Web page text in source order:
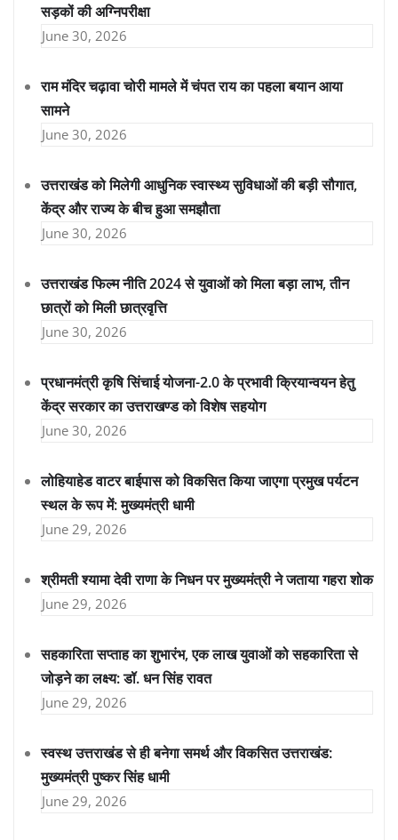
सड़कों की अग्निपरीक्षा
June 30, 2026
राम मंदिर चढ़ावा चोरी मामले में चंपत राय का पहला बयान आया
सामने
June 30, 2026
उत्तराखंड को मिलेगी आधुनिक स्वास्थ्य सुविधाओं की बड़ी सौगात,
केंद्र और राज्य के बीच हुआ समझौता
June 30, 2026
उत्तराखंड फिल्म नीति 2024 से युवाओं को मिला बड़ा लाभ, तीन
छात्रों को मिली छात्रवृत्ति
June 30, 2026
प्रधानमंत्री कृषि सिंचाई योजना-2.0 के प्रभावी क्रियान्वयन हेतु
केंद्र सरकार का उत्तराखण्ड को विशेष सहयोग
June 30, 2026
लोहियाहेड वाटर बाईपास को विकसित किया जाएगा प्रमुख पर्यटन
स्थल के रूप में: मुख्यमंत्री धामी
June 29, 2026
श्रीमती श्यामा देवी राणा के निधन पर मुख्यमंत्री ने जताया गहरा शोक
June 29, 2026
सहकारिता सप्ताह का शुभारंभ, एक लाख युवाओं को सहकारिता से
जोड़ने का लक्ष्य: डॉ. धन सिंह रावत
June 29, 2026
स्वस्थ उत्तराखंड से ही बनेगा समर्थ और विकसित उत्तराखंड:
मुख्यमंत्री पुष्कर सिंह धामी
June 29, 2026